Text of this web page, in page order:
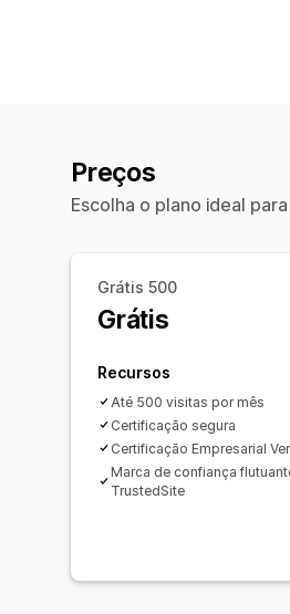
Preços
Escolha o plano ideal
Grátis 500
Grátis
Recursos
Até 500 visitas por mês
Certificação segura
Certificação Empresarial
Marca de confiança
TrustedSite